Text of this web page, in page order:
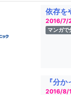
依存を
2016/7/
マンガ
『分
2016/8/